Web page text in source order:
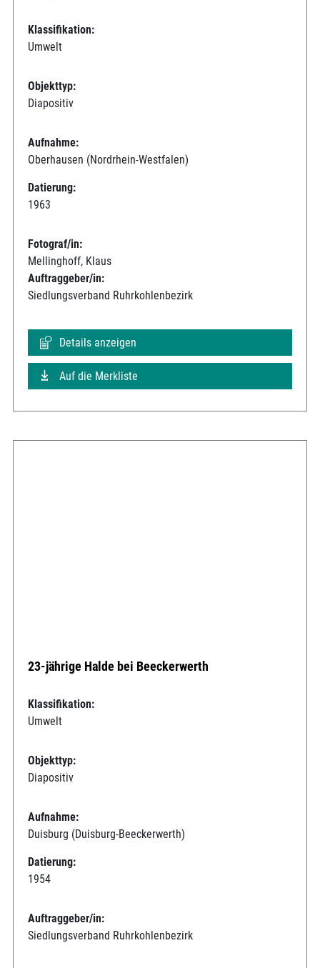
Klassifikation:
Umwelt
Objekttyp:
Diapositiv
Aufnahme:
Oberhausen (Nordrhein-Westfalen)
Datierung:
1963
Fotograf/in:
Mellinghoff, Klaus
Auftraggeber/in:
Siedlungsverband Ruhrkohlenbezirk
Details anzeigen
Auf die Merkliste
23-jährige Halde bei Beeckerwerth
Klassifikation:
Umwelt
Objekttyp:
Diapositiv
Aufnahme:
Duisburg (Duisburg-Beeckerwerth)
Datierung:
1954
Auftraggeber/in:
Siedlungsverband Ruhrkohlenbezirk